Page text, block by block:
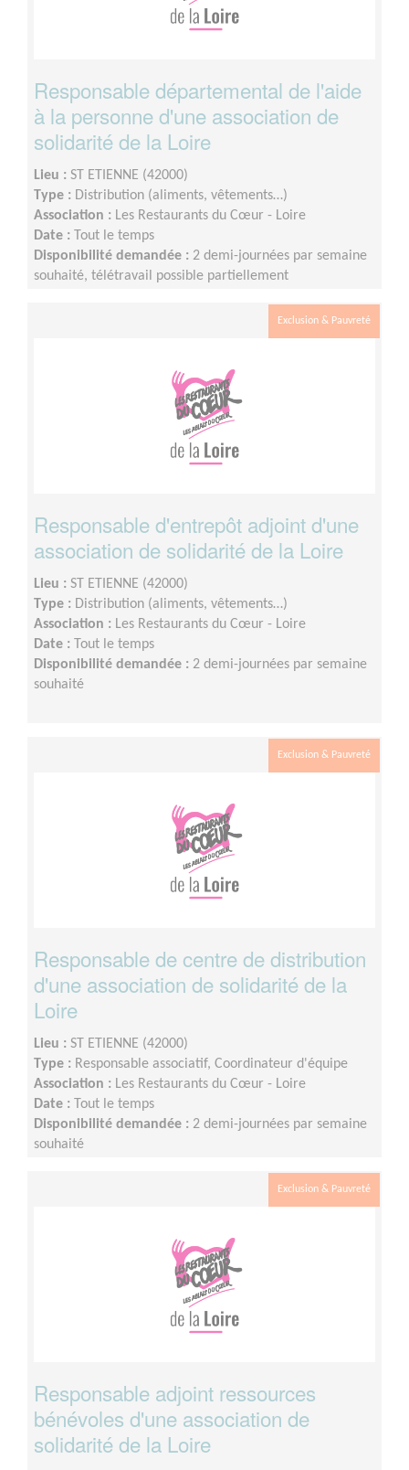
Responsable départemental de l'aide
à la personne d'une association de
solidarité de la Loire
Lieu : ST ETIENNE (42000)
Type : Distribution (aliments, vêtements…)
Association : Les Restaurants du Cœur - Loire
Date : Tout le temps
Disponibilité demandée : 2 demi-journées par semaine
souhaité, télétravail possible partiellement
Exclusion & Pauvreté
Responsable d'entrepôt adjoint d'une
association de solidarité de la Loire
Lieu : ST ETIENNE (42000)
Type : Distribution (aliments, vêtements…)
Association : Les Restaurants du Cœur - Loire
Date : Tout le temps
Disponibilité demandée : 2 demi-journées par semaine
souhaité
Exclusion & Pauvreté
Responsable de centre de distribution
d'une association de solidarité de la
Loire
Lieu : ST ETIENNE (42000)
Type : Responsable associatif, Coordinateur d'équipe
Association : Les Restaurants du Cœur - Loire
Date : Tout le temps
Disponibilité demandée : 2 demi-journées par semaine
souhaité
Exclusion & Pauvreté
Responsable adjoint ressources
bénévoles d'une association de
solidarité de la Loire